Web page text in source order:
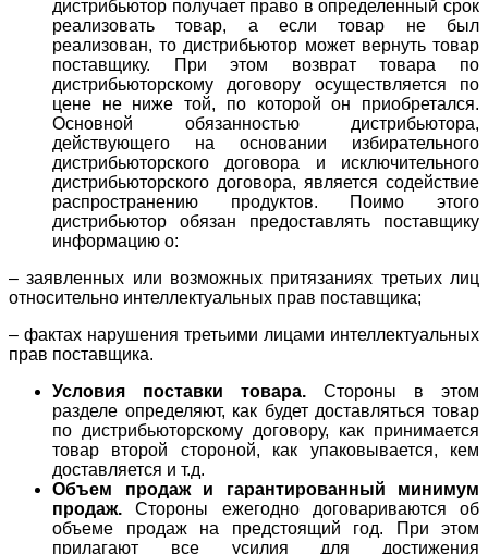
дистрибьютор получает право в определенный срок
реализовать товар, а если товар не был
реализован, то дистрибьютор может вернуть товар
поставщику. При этом возврат товара по
дистрибьюторскому договору осуществляется по
цене не ниже той, по которой он приобретался.
Основной обязанностью дистрибьютора,
действующего на основании избирательного
дистрибьюторского договора и исключительного
дистрибьюторского договора, является содействие
распространению продуктов. Поимо этого
дистрибьютор обязан предоставлять поставщику
информацию о:
– заявленных или возможных притязаниях третьих лиц
относительно интеллектуальных прав поставщика;
– фактах нарушения третьими лицами интеллектуальных
прав поставщика.
Условия поставки товара. Стороны в этом
разделе определяют, как будет доставляться товар
по дистрибьюторскому договору, как принимается
товар второй стороной, как упаковывается, кем
доставляется и т.д.
Объем продаж и гарантированный минимум
продаж. Стороны ежегодно договариваются об
объеме продаж на предстоящий год. При этом
прилагают все усилия для достижения